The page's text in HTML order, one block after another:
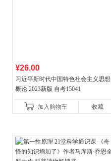
¥26.00
习近平新时代中国特色社会主义思想
概论 2023新版 自考15041
加入购物车 收藏